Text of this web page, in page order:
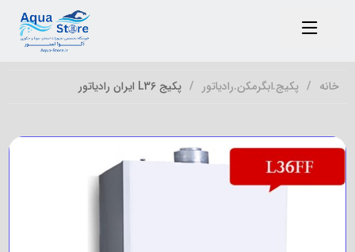
خانه پکیج.ابگرمکن.رادیاتور پکیج L36 ایران رادیاتور